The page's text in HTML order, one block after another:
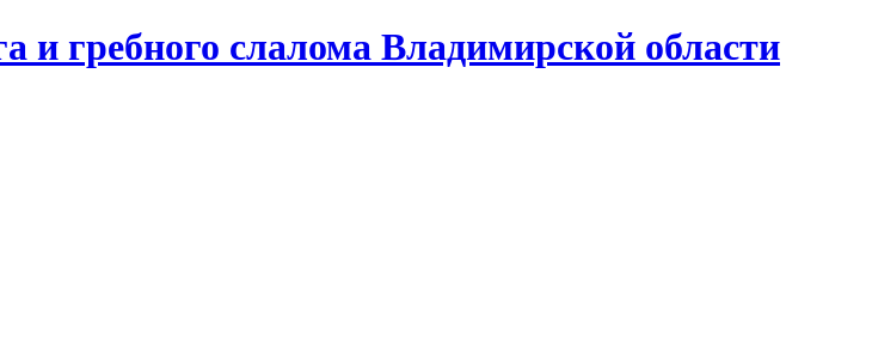
и гребного слалома Владимирской области